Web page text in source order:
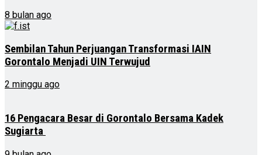
8 bulan ago
Sembilan Tahun Perjuangan Transformasi IAIN
Gorontalo Menjadi UIN Terwujud
2 minggu ago
16 Pengacara Besar di Gorontalo Bersama Kadek
Sugiarta